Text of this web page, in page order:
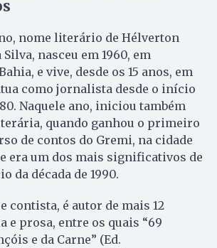
nome literário de Hélverton
nasceu em 1960, em
e vive, desde os 15 anos, em
como jornalista desde o início
Naquele ano, iniciou também
quando ganhou o primeiro
de contos do Gremi, na cidade
era um dos mais significativos de
da década de 1990.
contista, é autor de mais 12
e prosa, entre os quais “69
e da Carne” (Ed.